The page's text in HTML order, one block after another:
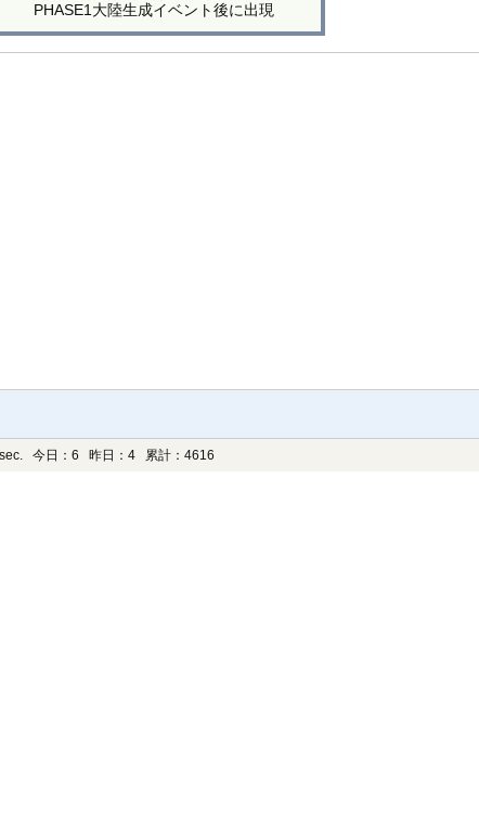
PHASE1大陸生成イベント後に出現
今日：6 昨日：4 累計：4616